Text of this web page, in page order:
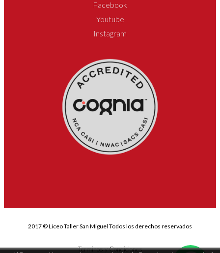
Facebook
Youtube
Instagram
2017 © Liceo Taller San Miguel Todos los derechos reservados
Terminos y Condiciones